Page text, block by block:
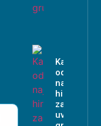
Kako
odabrati
najboljeg
hirurga
za
uvećanje